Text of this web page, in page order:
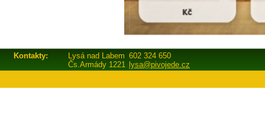
Kontakty: Lysá nad Labem 602 324 650
Čs.Armády 1221 lysa@pivojede.cz